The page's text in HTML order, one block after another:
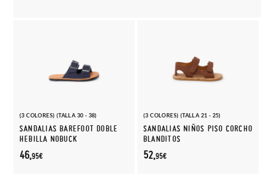
(3 COLORES) (TALLA 30 - 38)
SANDALIAS BAREFOOT DOBLE
HEBILLA NOBUCK
46,95€
(3 COLORES) (TALLA 21 - 25)
SANDALIAS NIÑOS PISO CORCHO
BLANDITOS
52,95€